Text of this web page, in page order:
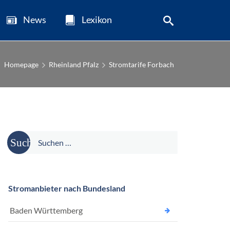
News Lexikon
Homepage Rheinland Pfalz Stromtarife Forbach
Suche
nach:
Stromanbieter nach Bundesland
Baden Württemberg